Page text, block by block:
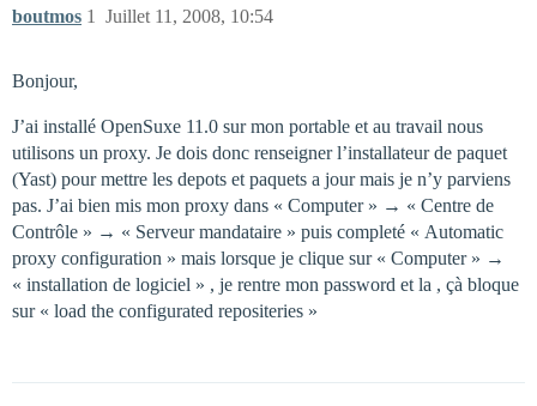
boutmos Juillet 11, 2008, 10:54
1
Bonjour,
J’ai installé OpenSuxe 11.0 sur mon portable et au travail nous
utilisons un proxy. Je dois donc renseigner l’installateur de paquet
(Yast) pour mettre les depots et paquets a jour mais je n’y parviens
pas. J’ai bien mis mon proxy dans « Computer » → « Centre de
Contrôle » → « Serveur mandataire » puis completé « Automatic
proxy configuration » mais lorsque je clique sur « Computer » →
« installation de logiciel » , je rentre mon password et la , çà bloque
sur « load the configurated repositeries »